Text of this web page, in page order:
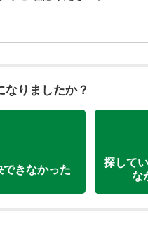
りましたか？
できなかった
探して
な